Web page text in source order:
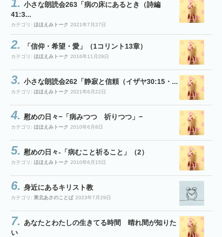
小さな朗読会263「病の床にあるとき（詩編
41:3...
カテゴリ: ほほえみトーク 2021年7月27日
「信仰・希望・愛」（1コリント13章）
カテゴリ: ほほえみトーク 2016年11月29日
小さな朗読会262「静寂と信頼（イザヤ30:15・...
カテゴリ: ほほえみトーク 2021年6月22日
慰めの日々−「病みつつ 祈りつつ」−
カテゴリ: ほほえみトーク 2010年6月8日
慰めの日々-「病むこと祈ること」（2）
カテゴリ: ほほえみトーク 2010年6月15日
身近にあるキリスト教
カテゴリ: 東北あさのことば 2023年7月29日
あなたとわたしの生きてる時間 晴れ間が知りた
い